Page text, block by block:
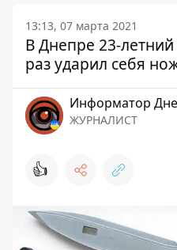
13:13, 07 марта 2021
В Днепре 23-
раз ударил себя
Информатор
ЖУРНАЛИСТ
👍